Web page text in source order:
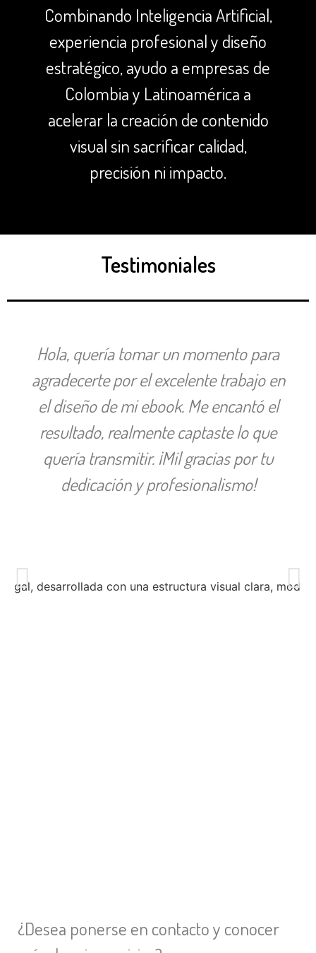
Combinando Inteligencia Artificial,
experiencia profesional y diseño
estratégico, ayudo a empresas de
Colombia y Latinoamérica a
acelerar la creación de contenido
visual sin sacrificar calidad,
precisión ni impacto.
Testimoniales
Hola, quería tomar un momento para
agradecerte por el excelente trabajo en
el diseño de mi ebook. Me encantó el
resultado, realmente captaste lo que
quería transmitir. ¡Mil gracias por tu
dedicación y profesionalismo!
¿Desea ponerse en contacto y conocer